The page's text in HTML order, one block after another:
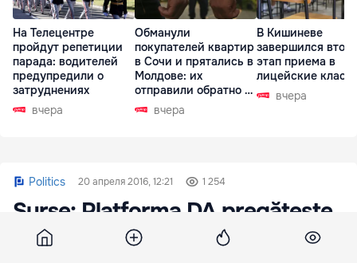
На Телецентре
пройдут репетиции
парада: водителей
предупредили о
затруднениях
вчера
Обманули
покупателей квартир
в Сочи и прятались в
Молдове: их
отправили обратно в
РФ вчера
В Кишиневе
завершился
этап приема в
лицейские
вчера
Politics 20 апреля 2016, 12:21 1 254
Surse: Platforma DA pregătește
proteste violente